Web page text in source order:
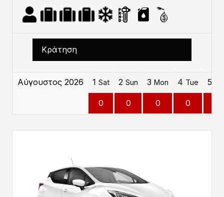
Κράτηση
Αύγουστος 2026 1 Sat 2 Sun 3 Mon 4 Tue 5
0 0 0 0